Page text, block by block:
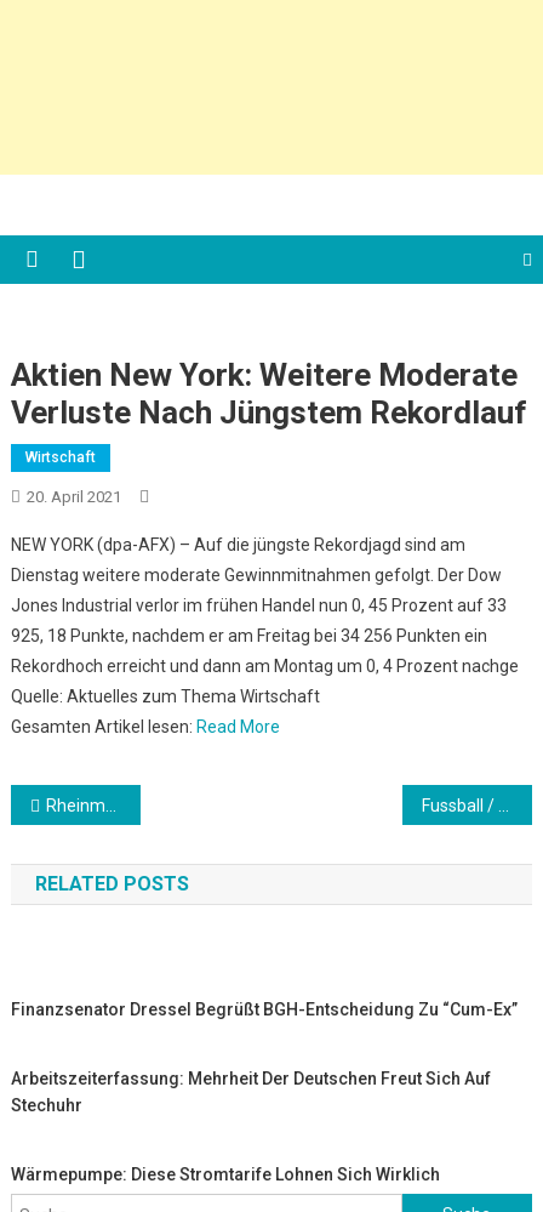
Aktien New York: Weitere Moderate
Verluste Nach Jüngstem Rekordlauf
Wirtschaft
20. April 2021
NEW YORK (dpa-AFX) – Auf die jüngste Rekordjagd sind am
Dienstag weitere moderate Gewinnmitnahmen gefolgt. Der Dow
Jones Industrial verlor im frühen Handel nun 0, 45 Prozent auf 33
925, 18 Punkte, nachdem er am Freitag bei 34 256 Punkten ein
Rekordhoch erreicht und dann am Montag um 0, 4 Prozent nachge
Quelle: Aktuelles zum Thema Wirtschaft
Gesamten Artikel lesen: Read More
Beitrags-
Navigation
Rheinmetall profitiert von Erholung der Automärkte
RELATED POSTS
Finanzsenator Dressel Begrüßt BGH-Entscheidung Zu “Cum-Ex”
Arbeitszeiterfassung: Mehrheit Der Deutschen Freut Sich Auf
Stechuhr
Wärmepumpe: Diese Stromtarife Lohnen Sich Wirklich
Suche